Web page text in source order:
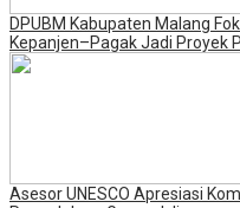
DPUBM Kabupaten Malang
Kepanjen–Pagak Jadi Proyek
Asesor UNESCO Apresiasi